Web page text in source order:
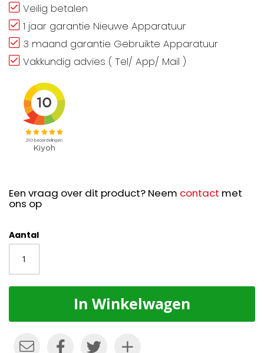
Veilig betalen
1 jaar garantie Nieuwe Apparatuur
3 maand garantie Gebruikte Apparatuur
Vakkundig advies ( Tel/ App/ Mail )
Een vraag over dit product? Neem contact met
ons op
Aantal
In Winkelwagen